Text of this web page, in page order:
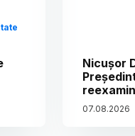
Nicușor
07.08.2026